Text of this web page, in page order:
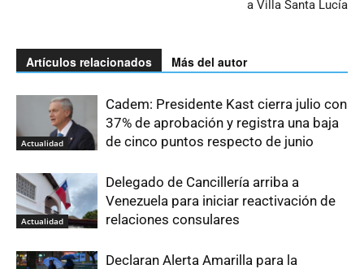
a Villa Santa Lucía
Artículos relacionados Más del autor
Actualidad
Cadem: Presidente Kast cierra julio con
37% de aprobación y registra una baja
de cinco puntos respecto de junio
Actualidad
Delegado de Cancillería arriba a
Venezuela para iniciar reactivación de
relaciones consulares
Declaran Alerta Amarilla para la